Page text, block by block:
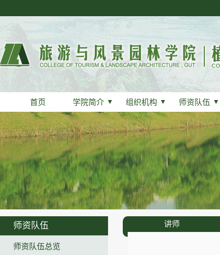
首页 学院简介 ▼ 组织机构 ▼ 师资队伍 ▼
师资队伍
师资队伍总览
讲师